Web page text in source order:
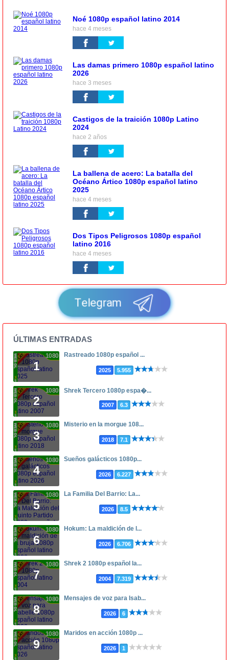
Noé 1080p español latino 2014
hace 4 meses
Las damas primero 1080p español latino
2026
hace 3 meses
Castigos de la traición 1080p Latino
2024
hace 2 años
La ballena de acero: La batalla del
Océano Ártico 1080p español latino
2025
hace 4 meses
Dos Tipos Peligrosos 1080p español
latino 2016
hace 4 meses
Telegram
ÚLTIMAS ENTRADAS
1
1080p Rastreado 1080p español ...
2025 5.955
2
1080p Shrek Tercero 1080p espa�...
2007 6.3
3
1080p Misterio en la morgue 108...
2018 7.1
4
1080p Sueños galácticos 1080p...
2026 6.227
5
1080p La Familia Del Barrio: La...
2026 8.5
6
1080p Hokum: La maldición de l...
2026 6.706
7
1080p Shrek 2 1080p español la...
2004 7.319
8
1080p Mensajes de voz para Isab...
2026 6
9
1080p Maridos en acción 1080p ...
2026 1